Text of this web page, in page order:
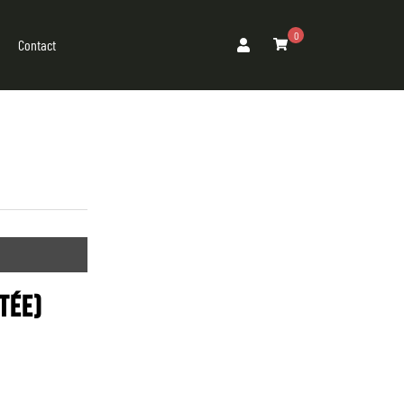
Contact
0